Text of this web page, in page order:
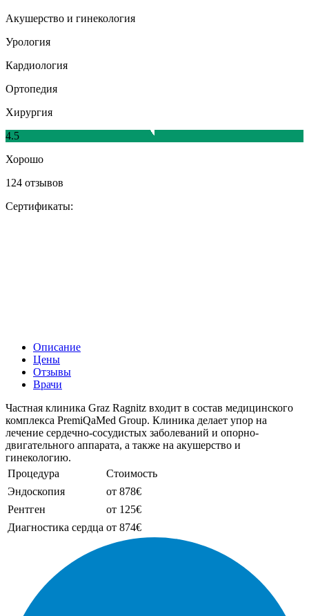
Акушерство и гинекология
Урология
Кардиология
Ортопедия
Хирургия
4.5
Хорошо
124 отзывов
Сертификаты:
Описание
Цены
Отзывы
Врачи
Частная клиника Graz Ragnitz входит в состав медицинского
комплекса PremiQaMed Group. Клиника делает упор на
лечение сердечно-сосудистых заболеваний и опорно-
двигательного аппарата, а также на акушерство и
гинекологию.
Процедура
Стоимость
Эндоскопия
от 878€
Рентген
от 125€
Диагностика сердца от 874€